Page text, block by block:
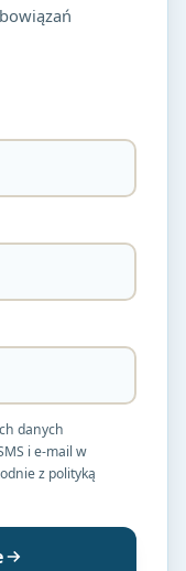
danych
i e-mail w
z polityką